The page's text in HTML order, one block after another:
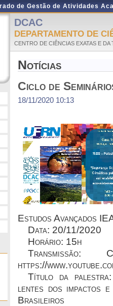
de Gestão de Atividades
DCAC
DEPARTAMENTO DE
CENTRO DE CIÊNCIAS EXATAS E DA
Notícias
Ciclo de
18/11/2020 10:13
Estudos Avançados
Data: 20/11/2020
Horário: 15h
Transmissão:
https://
Título da palestra:
lentes dos impactos
Brasileiros